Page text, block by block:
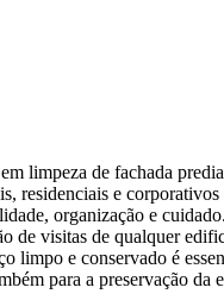
limpeza de fachada
residenciais e corporativos
organização e
de visitas de qualquer
limpo e conservado é
para a preservação